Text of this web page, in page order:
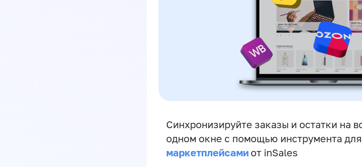
Синхронизируйте заказы и остатки на
одном окне с помощью инструмента для
маркетплейсами от inSales